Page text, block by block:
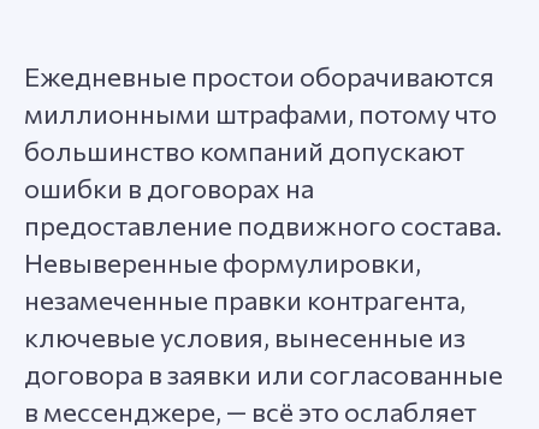
Ежедневные простои оборачиваются
миллионными штрафами, потому что
большинство компаний допускают
ошибки в договорах на
предоставление подвижного состава.
Невыверенные формулировки,
незамеченные правки контрагента,
ключевые условия, вынесенные из
договора в заявки или согласованные
в мессенджере, — всё это ослабляет